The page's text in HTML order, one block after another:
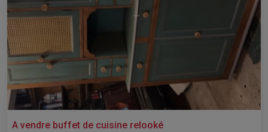
A vendre buffet de cuisine relooké